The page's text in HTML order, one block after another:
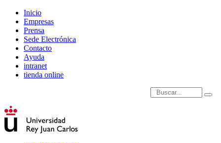
Inicio
Empresas
Prensa
Sede Electrónica
Contacto
Ayuda
intranet
tienda online
Introduce términos de